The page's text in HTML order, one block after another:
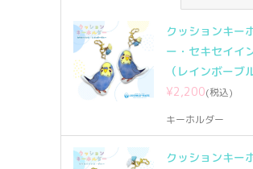
クッションキー
ー・セキセイイ
（レインボーブ
¥2,200(税込)
キーホルダー
クッションキー